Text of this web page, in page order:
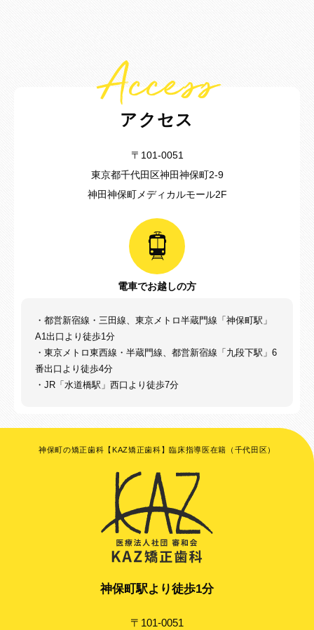
Access
アクセス
〒101-0051
東京都千代田区神田神保町2-9
神田神保町メディカルモール2F
電車でお越しの方
・都営新宿線・三田線、東京メトロ半蔵門線「神保町駅」
A1出口より徒歩1分
・東京メトロ東西線・半蔵門線、都営新宿線「九段下駅」6
番出口より徒歩4分
・JR「水道橋駅」西口より徒歩7分
神保町の矯正歯科【KAZ矯正歯科】臨床指導医在籍（千代田区）
神保町駅より徒歩1分
〒101-0051